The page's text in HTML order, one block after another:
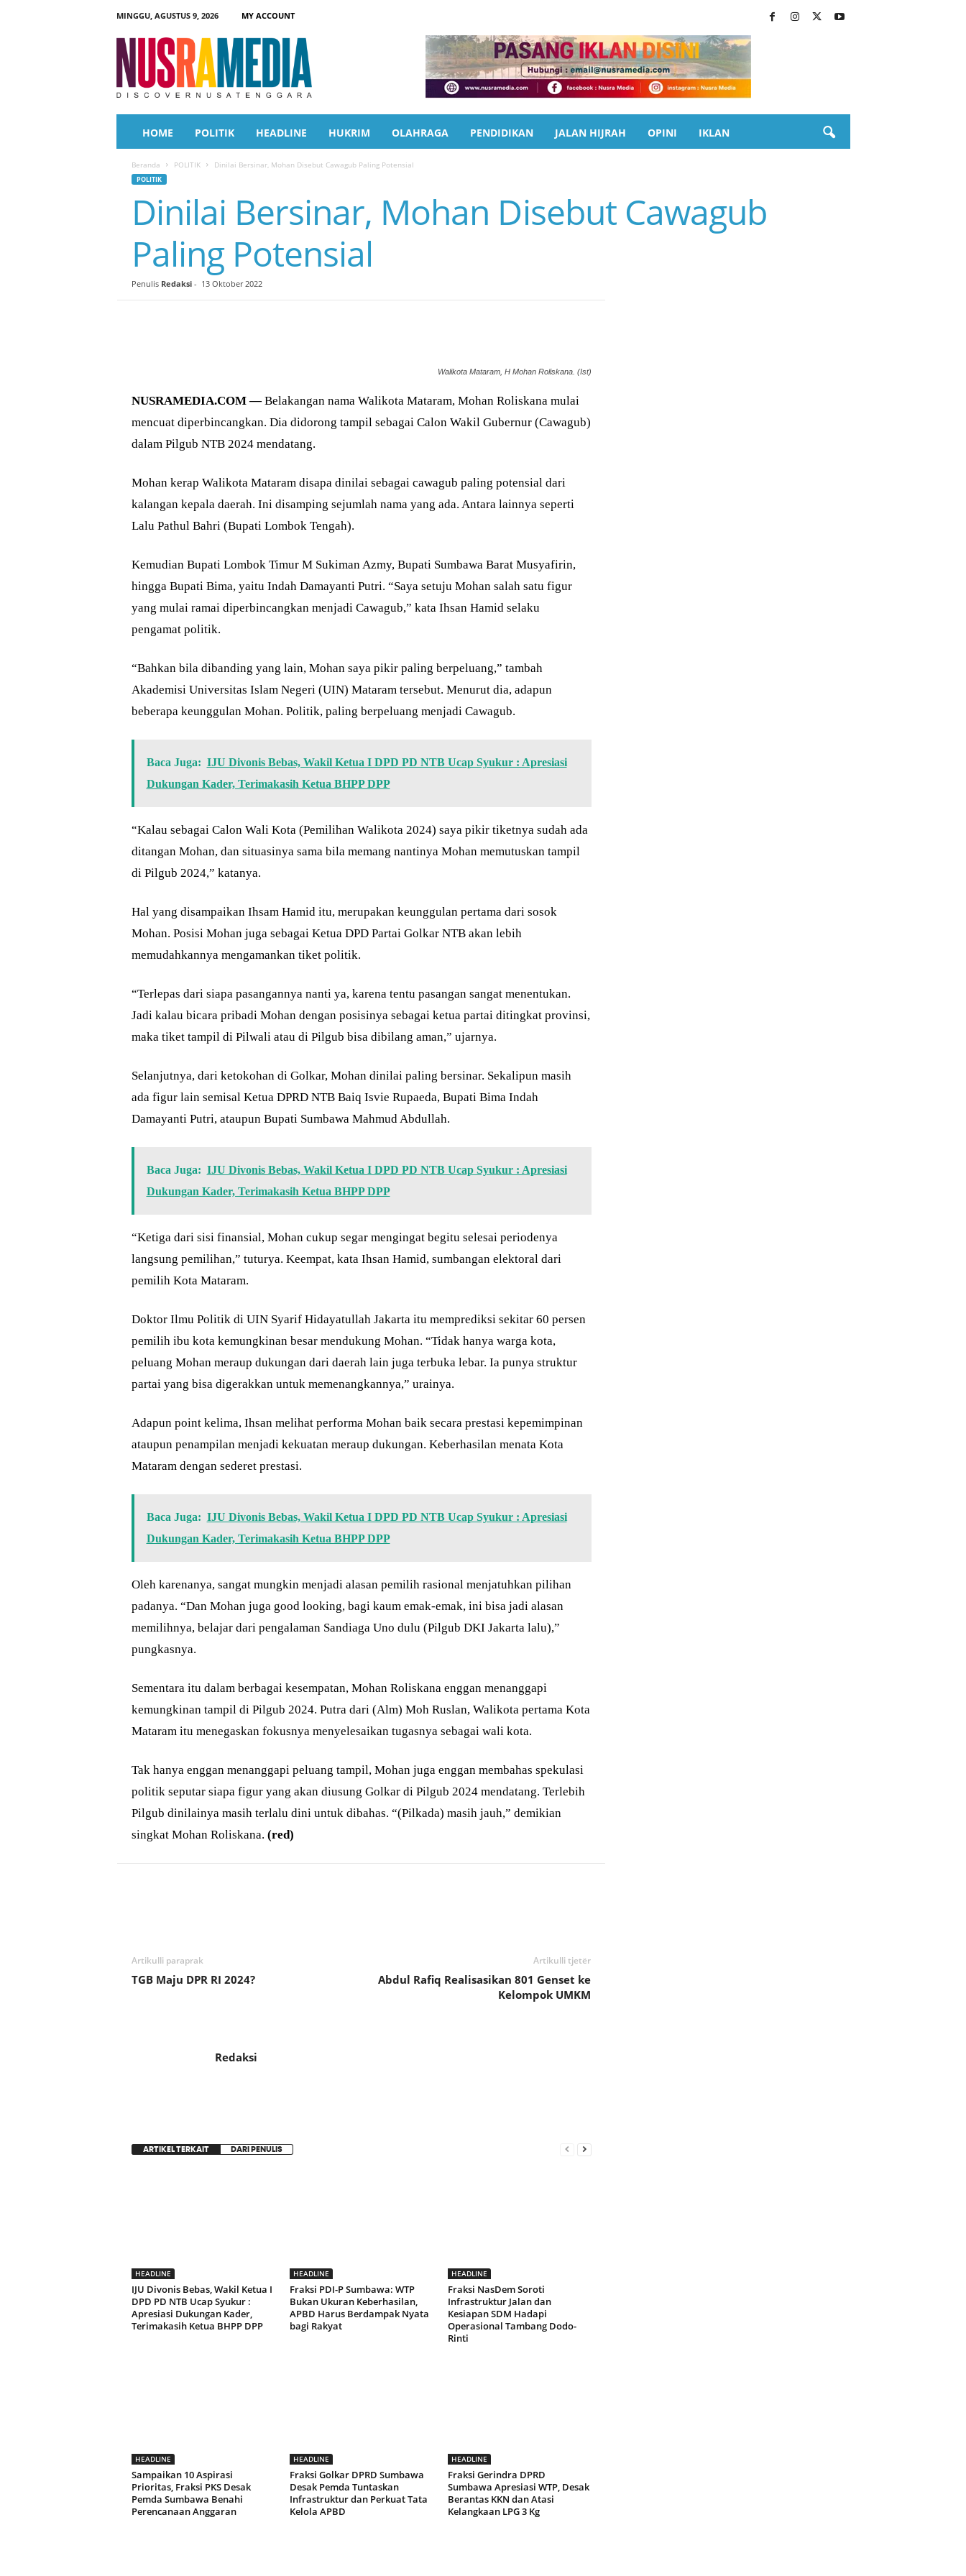
MINGGU, AGUSTUS 9, 2026
MY ACCOUNT
a
HOME POLITIK HEADLINE HUKRIM OLAHRAGA PENDIDIKAN JALAN HIJRAH OPINI IKLAN
Beranda POLITIK Dinilai Bersinar, Mohan Disebut Cawagub Paling Potensial
POLITIK
Dinilai Bersinar, Mohan Disebut Cawagub
Paling Potensial
Penulis Redaksi- 13 Oktober 2022
Walikota Mataram, H Mohan Roliskana. (Ist)
NUSRAMEDIA.COM —Belakangan nama Walikota Mataram, Mohan Roliskana mulai
mencuat diperbincangkan. Dia didorong tampil sebagai Calon Wakil Gubernur (Cawagub)
dalam Pilgub NTB 2024 mendatang.
Mohan kerap Walikota Mataram disapa dinilai sebagai cawagub paling potensial dari
kalangan kepala daerah. Ini disamping sejumlah nama yang ada. Antara lainnya seperti
Lalu Pathul Bahri (Bupati Lombok Tengah).
Kemudian Bupati Lombok Timur M Sukiman Azmy, Bupati Sumbawa Barat Musyafirin,
hingga Bupati Bima, yaitu Indah Damayanti Putri. “Saya setuju Mohan salah satu figur
yang mulai ramai diperbincangkan menjadi Cawagub,” kata Ihsan Hamid selaku
pengamat politik.
“Bahkan bila dibanding yang lain, Mohan saya pikir paling berpeluang,” tambah
Akademisi Universitas Islam Negeri (UIN) Mataram tersebut. Menurut dia, adapun
beberapa keunggulan Mohan. Politik, paling berpeluang menjadi Cawagub.
Baca Juga: IJU Divonis Bebas, Wakil Ketua I DPD PD NTB Ucap Syukur : Apresiasi
Dukungan Kader, Terimakasih Ketua BHPP DPP
“Kalau sebagai Calon Wali Kota (Pemilihan Walikota 2024) saya pikir tiketnya sudah ada
ditangan Mohan, dan situasinya sama bila memang nantinya Mohan memutuskan tampil
di Pilgub 2024,” katanya.
Hal yang disampaikan Ihsam Hamid itu, merupakan keunggulan pertama dari sosok
Mohan. Posisi Mohan juga sebagai Ketua DPD Partai Golkar NTB akan lebih
memudahkannya mengamankan tiket politik.
“Terlepas dari siapa pasangannya nanti ya, karena tentu pasangan sangat menentukan.
Jadi kalau bicara pribadi Mohan dengan posisinya sebagai ketua partai ditingkat provinsi,
maka tiket tampil di Pilwali atau di Pilgub bisa dibilang aman,” ujarnya.
Selanjutnya, dari ketokohan di Golkar, Mohan dinilai paling bersinar. Sekalipun masih
ada figur lain semisal Ketua DPRD NTB Baiq Isvie Rupaeda, Bupati Bima Indah
Damayanti Putri, ataupun Bupati Sumbawa Mahmud Abdullah.
Baca Juga: IJU Divonis Bebas, Wakil Ketua I DPD PD NTB Ucap Syukur : Apresiasi
Dukungan Kader, Terimakasih Ketua BHPP DPP
“Ketiga dari sisi finansial, Mohan cukup segar mengingat begitu selesai periodenya
langsung pemilihan,” tuturya. Keempat, kata Ihsan Hamid, sumbangan elektoral dari
pemilih Kota Mataram.
Doktor Ilmu Politik di UIN Syarif Hidayatullah Jakarta itu memprediksi sekitar 60 persen
pemilih ibu kota kemungkinan besar mendukung Mohan. “Tidak hanya warga kota,
peluang Mohan meraup dukungan dari daerah lain juga terbuka lebar. Ia punya struktur
partai yang bisa digerakkan untuk memenangkannya,” urainya.
Adapun point kelima, Ihsan melihat performa Mohan baik secara prestasi kepemimpinan
ataupun penampilan menjadi kekuatan meraup dukungan. Keberhasilan menata Kota
Mataram dengan sederet prestasi.
Baca Juga: IJU Divonis Bebas, Wakil Ketua I DPD PD NTB Ucap Syukur : Apresiasi
Dukungan Kader, Terimakasih Ketua BHPP DPP
Oleh karenanya, sangat mungkin menjadi alasan pemilih rasional menjatuhkan pilihan
padanya. “Dan Mohan juga good looking, bagi kaum emak-emak, ini bisa jadi alasan
memilihnya, belajar dari pengalaman Sandiaga Uno dulu (Pilgub DKI Jakarta lalu),”
pungkasnya.
Sementara itu dalam berbagai kesempatan, Mohan Roliskana enggan menanggapi
kemungkinan tampil di Pilgub 2024. Putra dari (Alm) Moh Ruslan, Walikota pertama Kota
Mataram itu menegaskan fokusnya menyelesaikan tugasnya sebagai wali kota.
Tak hanya enggan menanggapi peluang tampil, Mohan juga enggan membahas spekulasi
politik seputar siapa figur yang akan diusung Golkar di Pilgub 2024 mendatang. Terlebih
Pilgub dinilainya masih terlalu dini untuk dibahas. “(Pilkada) masih jauh,” demikian
singkat Mohan Roliskana. (red)
Artikulli paraprak
TGB Maju DPR RI 2024?
Artikulli tjetër
Abdul Rafiq Realisasikan 801 Genset ke
Kelompok UMKM
Redaksi
ARTIKEL TERKAIT DARI PENULIS
HEADLINE
IJU Divonis Bebas, Wakil Ketua I
DPD PD NTB Ucap Syukur :
Apresiasi Dukungan Kader,
Terimakasih Ketua BHPP DPP
HEADLINE
Fraksi PDI-P Sumbawa: WTP
Bukan Ukuran Keberhasilan,
APBD Harus Berdampak Nyata
bagi Rakyat
HEADLINE
Fraksi NasDem Soroti
Infrastruktur Jalan dan
Kesiapan SDM Hadapi
Operasional Tambang Dodo-
Rinti
HEADLINE
Sampaikan 10 Aspirasi
Prioritas, Fraksi PKS Desak
Pemda Sumbawa Benahi
Perencanaan Anggaran
HEADLINE
Fraksi Golkar DPRD Sumbawa
Desak Pemda Tuntaskan
Infrastruktur dan Perkuat Tata
Kelola APBD
HEADLINE
Fraksi Gerindra DPRD
Sumbawa Apresiasi WTP, Desak
Berantas KKN dan Atasi
Kelangkaan LPG 3 Kg